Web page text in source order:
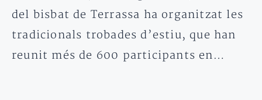
del bisbat de Terrassa ha organitzat les
tradicionals trobades d’estiu, que han
reunit més de 600 participants en…